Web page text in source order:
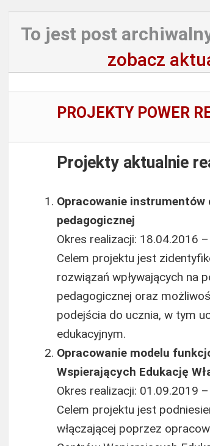
To jest post
zobacz
PROJEKTY POWER
Projekty aktualnie
Opracowanie
pedagogicznej
Okres realizacji: 18.04.2016
Celem projektu jest
rozwiązań wpływających na
pedagogicznej oraz
podejścia do ucznia, w tym
edukacyjnym.
Opracowanie modelu
Wspierających Edukację
Okres realizacji: 01.09.2019
Celem projektu jest
włączającej poprzez